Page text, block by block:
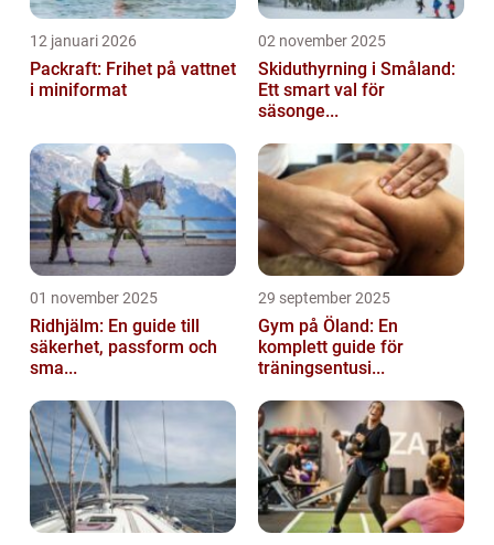
12 januari 2026
Packraft: Frihet på vattnet
i miniformat
02 november 2025
Skiduthyrning i Småland:
Ett smart val för
säsonge...
01 november 2025
Ridhjälm: En guide till
säkerhet, passform och
sma...
29 september 2025
Gym på Öland: En
komplett guide för
träningsentusi...